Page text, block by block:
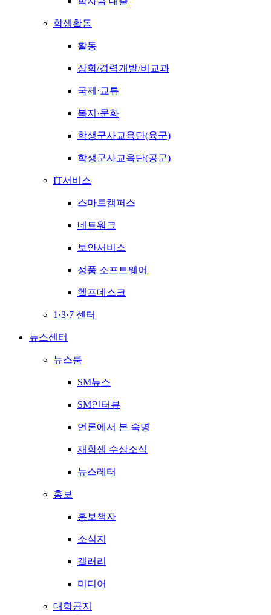
학생활동
활동
장학/경력개발/비교과
국제·교류
복지·문화
학생군사교육단(육군)
학생군사교육단(공군)
IT서비스
스마트캠퍼스
네트워크
보안서비스
정품 소프트웨어
헬프데스크
1·3·7 센터
뉴스센터
뉴스룸
SM뉴스
SM인터뷰
언론에서 본 숙명
재학생 수상소식
뉴스레터
홍보
홍보책자
소식지
갤러리
미디어
대학공지